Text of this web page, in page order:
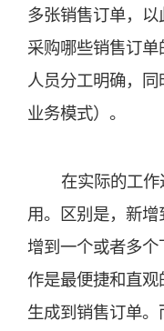
多张销售订单，
采购哪些销售订
人员分工明确，
业务模式）。
在实际的工
用。区别是，新
增到一个或者多
作是最便捷和直
生成到销售订单